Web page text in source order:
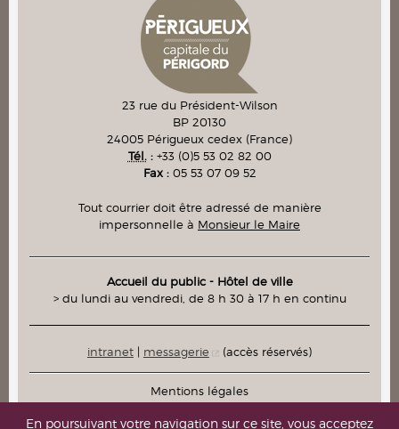
23 rue du Président-Wilson
BP 20130
24005 Périgueux cedex (France)
Tél. : +33 (0)5 53 02 82 00
Fax : 05 53 07 09 52
Tout courrier doit être adressé de manière
impersonnelle à Monsieur le Maire
Accueil du public - Hôtel de ville
> du lundi au vendredi, de 8 h 30 à 17 h en continu
intranet| messagerie (accès réservés)
Mentions légales
Plan du site
En poursuivant votre navigation sur ce site, vous acceptez